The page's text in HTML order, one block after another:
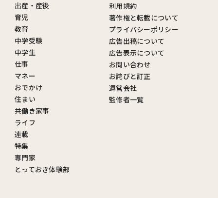
出産・産後
育児
教育
中学受験
中学生
仕事
マネー
おでかけ
住まい
共働き家事
ライフ
連載
特集
専門家
とっておき体験部
利用規約
著作権と転載について
プライバシーポリシー
広告出稿について
広告表示について
お問い合わせ
お詫びと訂正
運営会社
監修者一覧